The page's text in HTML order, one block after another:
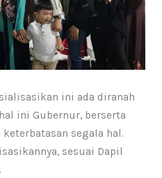
ini ada diranah
ini Gubernur, berserta
keterbatasan segala hal.
sesuai Dapil